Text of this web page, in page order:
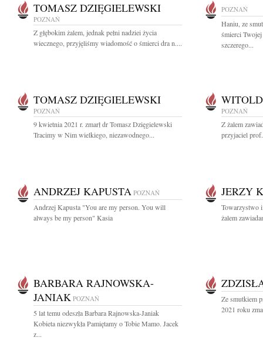
TOMASZ DZIĘGIELEWSKI
POZNAŃ
Z głębokim żalem, jednak pełni nadziei życia
wiecznego, przyjęliśmy wiadomość o śmierci dra n....
POZNAŃ
Haniu, ze
śmierci
szczerego...
TOMASZ DZIĘGIELEWSKI
POZNAŃ
9 kwietnia 2021 r. zmarł dr Tomasz Dzięgielewski
Tracimy w Nim wielkiego, niezawodnego...
POZNAŃ
Z żalem
przyjaciel
ANDRZEJ KAPUSTA POZNAŃ
Andrzej Kapusta "You are my person. You will
always be my person" Kasia
JERZY
Towarzystwo
żalem
BARBARA RAJNOWSKA-
JANIAK POZNAŃ
5 lat temu odeszła Barbara Rajnowska-Janiak
Kobieta niezwykła Pamiętamy o Tobie Mamo. Jacek
z...
Ze smutkiem
2021 roku